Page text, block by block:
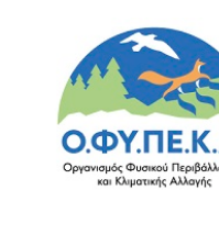
περιεχόμενο